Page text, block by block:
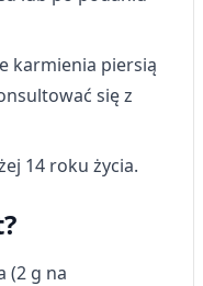
karmienia piersią
się z
14 roku życia.
(2 g na